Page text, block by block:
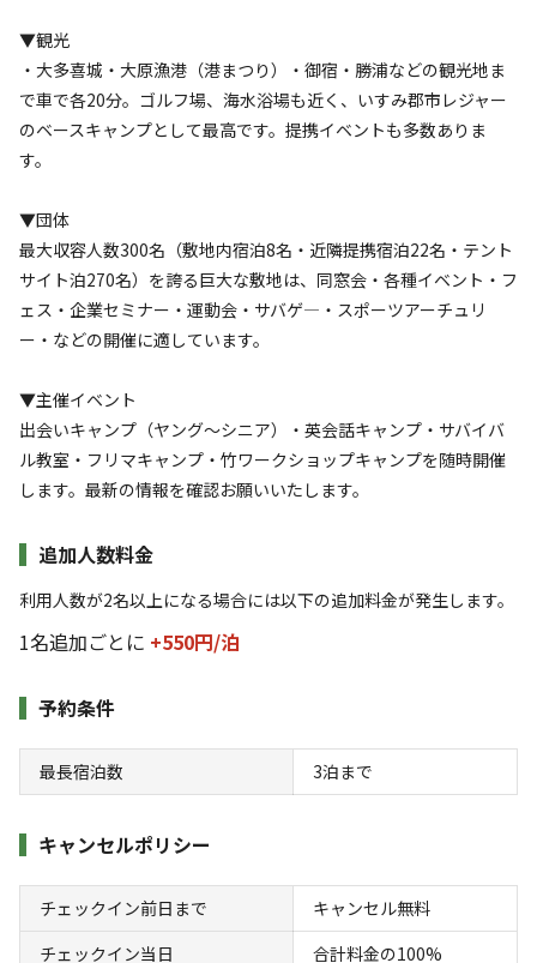
▼観光
・大多喜城・大原漁港（港まつり）・御宿・勝浦などの観光地ま
で車で各20分。ゴルフ場、海水浴場も近く、いすみ郡市レジャー
のベースキャンプとして最高です。提携イベントも多数ありま
す。
▼団体
最大収容人数300名（敷地内宿泊8名・近隣提携宿泊22名・テント
サイト泊270名）を誇る巨大な敷地は、同窓会・各種イベント・フ
ェス・企業セミナー・運動会・サバゲ―・スポーツアーチュリ
ー・などの開催に適しています。
▼主催イベント
出会いキャンプ（ヤング～シニア）・英会話キャンプ・サバイバ
ル教室・フリマキャンプ・竹ワークショップキャンプを随時開催
します。最新の情報を確認お願いいたします。
追加人数料金
利用人数が2名以上になる場合には以下の追加料金が発生します。
1名追加ごとに +550円/泊
予約条件
最長宿泊数 3泊まで
キャンセルポリシー
チェックイン前日まで
キャンセル無料
チェックイン当日
合計料金の100%
観賞が出来ますhttps://www.isumi-
kankou.com/pdf/hotaru2024.pdf
【ペット同伴】・・・小型犬は無料です。中型犬以上（10kg
以上）550円/匹にて同伴可能です。お電話メールにてお申し
みください。
【イベント利用】・・・1000人規模のイベント開催（マルシ
ェ・オフ会・サバゲ―・同窓会・研修）に対応可能です。事
前の打ち合わせをお願いいたします。
宿泊 日帰り
チェックイン
利用人数
検索対象